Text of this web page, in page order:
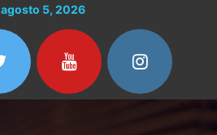
agosto 5, 2026